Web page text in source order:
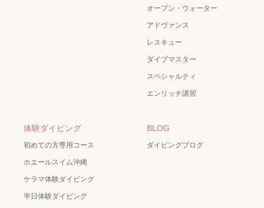
オープン・ウォーター
アドヴァンス
レスキュー
ダイブマスター
スペシャルティ
エンリッチ講習
体験ダイビング
初めての方専用コース
ホエールスイム沖縄
ケラマ体験ダイビング
半日体験ダイビング
BLOG
ダイビングブログ